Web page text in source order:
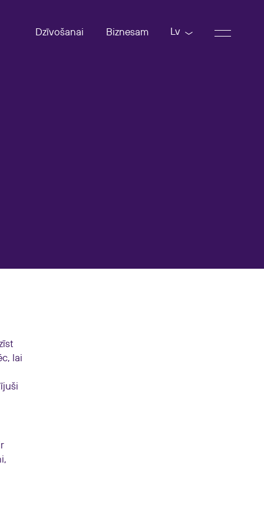
Dzīvošanai Biznesam Lv
lai